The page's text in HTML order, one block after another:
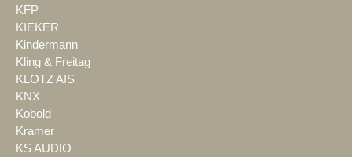
KFP
KIEKER
Kindermann
Kling & Freitag
KLOTZ AIS
KNX
Kobold
Kramer
KS AUDIO